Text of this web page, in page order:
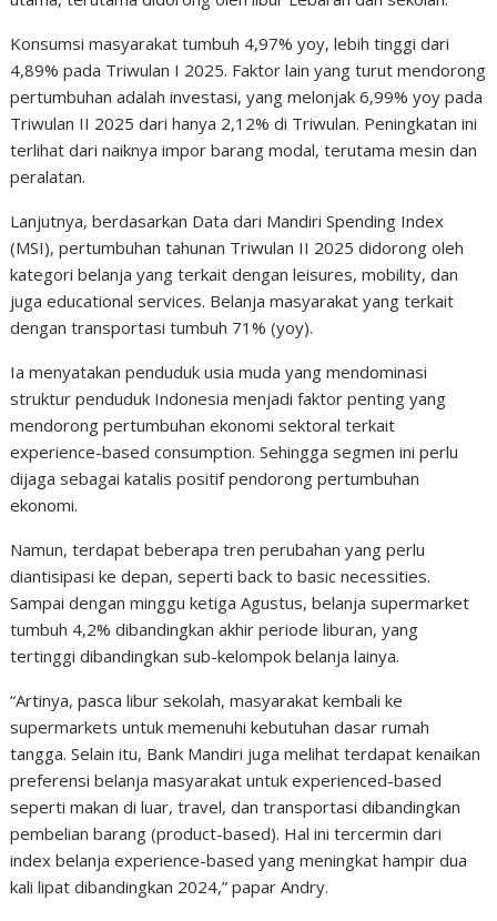
Konsumsi masyarakat tumbuh 4,97% yoy, lebih tinggi dari
4,89% pada Triwulan I 2025. Faktor lain yang turut mendorong
pertumbuhan adalah investasi, yang melonjak 6,99% yoy pada
Triwulan II 2025 dari hanya 2,12% di Triwulan. Peningkatan ini
terlihat dari naiknya impor barang modal, terutama mesin dan
peralatan.
Lanjutnya, berdasarkan Data dari Mandiri Spending Index
(MSI), pertumbuhan tahunan Triwulan II 2025 didorong oleh
kategori belanja yang terkait dengan leisures, mobility, dan
juga educational services. Belanja masyarakat yang terkait
dengan transportasi tumbuh 71% (yoy).
Ia menyatakan penduduk usia muda yang mendominasi
struktur penduduk Indonesia menjadi faktor penting yang
mendorong pertumbuhan ekonomi sektoral terkait
experience-based consumption. Sehingga segmen ini perlu
dijaga sebagai katalis positif pendorong pertumbuhan
ekonomi.
Namun, terdapat beberapa tren perubahan yang perlu
diantisipasi ke depan, seperti back to basic necessities.
Sampai dengan minggu ketiga Agustus, belanja supermarket
tumbuh 4,2% dibandingkan akhir periode liburan, yang
tertinggi dibandingkan sub-kelompok belanja lainya.
“Artinya, pasca libur sekolah, masyarakat kembali ke
supermarkets untuk memenuhi kebutuhan dasar rumah
tangga. Selain itu, Bank Mandiri juga melihat terdapat kenaikan
preferensi belanja masyarakat untuk experienced-based
seperti makan di luar, travel, dan transportasi dibandingkan
pembelian barang (product-based). Hal ini tercermin dari
index belanja experience-based yang meningkat hampir dua
kali lipat dibandingkan 2024,” papar Andry.